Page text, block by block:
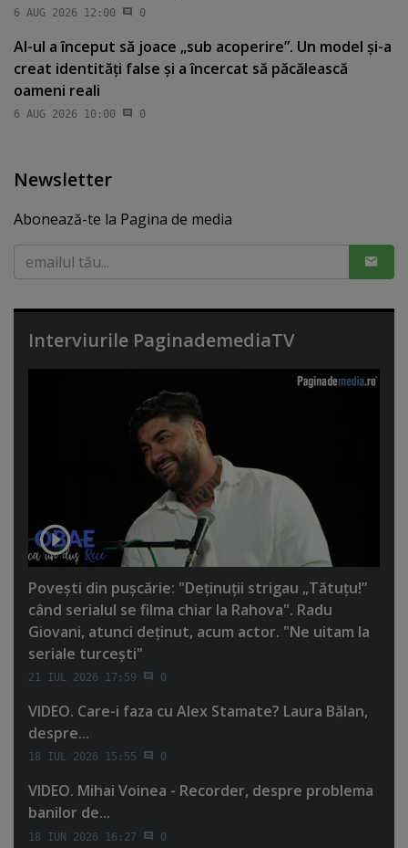
6 AUG 2026 12:00 0
AI-ul a început să joace „sub acoperire”. Un model şi-a
creat identităţi false şi a încercat să păcălească
oameni reali
6 AUG 2026 10:00 0
Newsletter
Abonează-te la Pagina de media
Interviurile PaginademediaTV
Poveşti din puşcărie: "Deţinuţii strigau „Tătuţu!”
când serialul se filma chiar la Rahova". Radu
Giovani, atunci deţinut, acum actor. "Ne uitam la
seriale turceşti"
21 IUL 2026 17:59 0
VIDEO. Care-i faza cu Alex Stamate? Laura Bălan,
despre...
18 IUL 2026 15:55 0
VIDEO. Mihai Voinea - Recorder, despre problema
banilor de...
18 IUN 2026 16:27 0